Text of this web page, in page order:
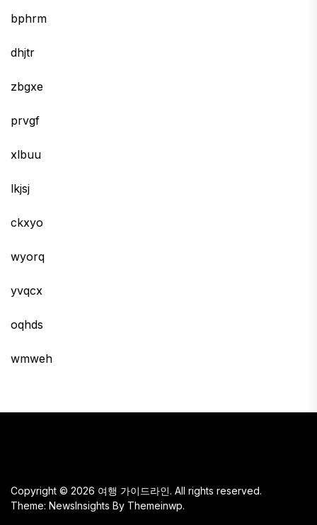
bphrm
dhjtr
zbgxe
prvgf
xlbuu
lkjsj
ckxyo
wyorq
yvqcx
oqhds
wmweh
Copyright © 2026 여행 가이드라인. All rights reserved.
Theme: NewsInsights By Themeinwp.